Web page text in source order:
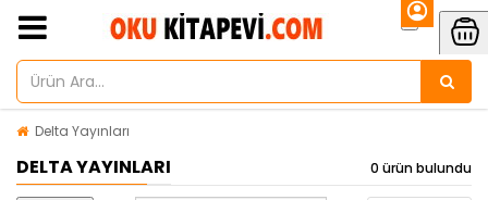
Delta Yayınları
DELTA YAYINLARI 0 ürün bulundu